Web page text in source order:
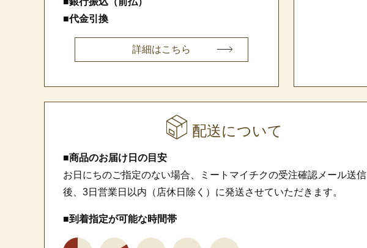
■代金引換
詳細はこちら
配送について
■商品のお届け日の目安
お日にちのご指定のない場合、ミートマイチクの受注確認メール送信
後、3日営業日以内（店休日除く）に発送させていただきます。
■到着指定が可能な時間帯